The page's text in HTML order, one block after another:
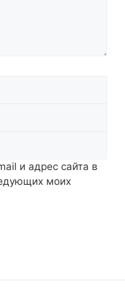
и адрес сайта в
моих